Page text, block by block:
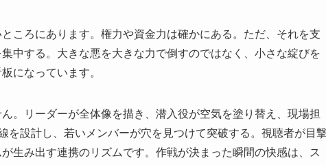
ころにあります。権力や資金力は確かにある。ただ、それを支
中する。大きな悪を大きな力で倒すのではなく、小さな綻びを
になっています。
。リーダーが全体像を描き、潜入役が空気を塗り替え、現場担
を設計し、若いメンバーが穴を見つけて突破する。視聴者が目
生み出す連携のリズムです。作戦が決まった瞬間の快感は、ス